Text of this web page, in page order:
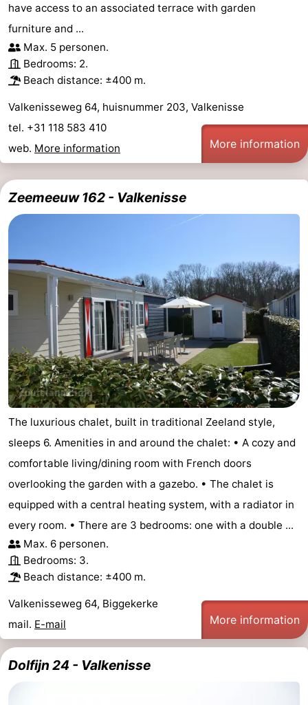
have access to an associated terrace with garden
furniture and ...
Max. 5 personen.
Bedrooms: 2.
Beach distance: ±400 m.
Valkenisseweg 64, huisnummer 203, Valkenisse
tel. +31 118 583 410
web. More information More information
Zeemeeuw 162 - Valkenisse
The luxurious chalet, built in traditional Zeeland style,
sleeps 6. Amenities in and around the chalet: • A cozy and
comfortable living/dining room with French doors
overlooking the garden with a gazebo. • The chalet is
equipped with a central heating system, with a radiator in
every room. • There are 3 bedrooms: one with a double ...
Max. 6 personen.
Bedrooms: 3.
Beach distance: ±400 m.
Valkenisseweg 64, Biggekerke
mail. E-mail More information
Dolfijn 24 - Valkenisse